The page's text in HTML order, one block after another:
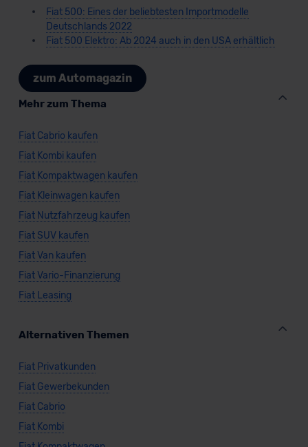
Fiat 500: Eines der beliebtesten Importmodelle
Deutschlands 2022
Fiat 500 Elektro: Ab 2024 auch in den USA erhältlich
zum Automagazin
Mehr zum Thema
Fiat Cabrio kaufen
Fiat Kombi kaufen
Fiat Kompaktwagen kaufen
Fiat Kleinwagen kaufen
Fiat Nutzfahrzeug kaufen
Fiat SUV kaufen
Fiat Van kaufen
Fiat Vario-Finanzierung
Fiat Leasing
Alternativen Themen
Fiat Privatkunden
Fiat Gewerbekunden
Fiat Cabrio
Fiat Kombi